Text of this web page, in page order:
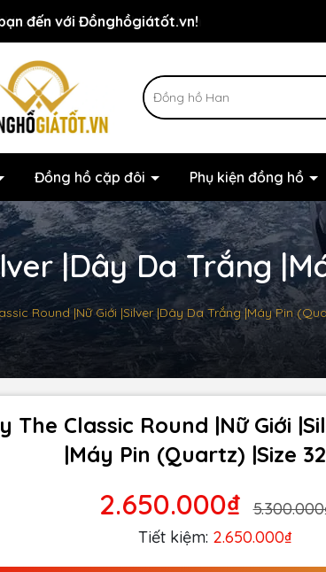
đến với Đồnghồgiátốt.vn!
khuyến mãi đang chờ đợi bạn
Đồng hồ cặp đôi Phụ kiện đồng hồ
|Dây Da Trắng
Round |Nữ Giới |Silver |Dây Da Trắng |Máy Pin
The Classic Round |Nữ Giới
|Máy Pin (Quartz) |Size
2.650.000₫
Tiết kiệm: 2.650.000₫